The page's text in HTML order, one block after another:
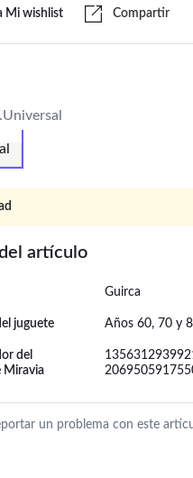
Mi wishlist Compartir
artículo
Guirca
juguete Años 60, 70 y
del
Miravia
un problema con este